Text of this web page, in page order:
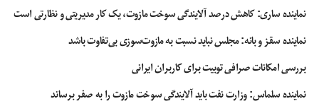
اگر سایتی دارید و یا این که در سایر شبکه های اجتماعی فعالید، می توانید از آن
فضاها برای افزایش دادن فالوورهای خود به صورت رایگان بهره ببرید. به این صورت
که آدرس پیج اینستاگرام خود را در سایت یا در بیوگرافی سایر صفحات اجتماعی خود
پیج اینستاگرام شما را هم دنبال کنند. بنابراین تا جایی که می توانید از تمامی بسترها
استفاده کنید.
نماینده ساری: کاهش درصد آلایندگی سوخت مازوت، یک کار مدیریتی و نظارتی است
نماینده سقز و بانه: مجلس نباید نسبت به مازوت‌سوزی بی‌تفاوت باشد
بررسی امکانات صرافی توبیت برای کاربران ایرانی
نماینده سلماس: وزارت نفت باید آلایندگی سوخت مازوت را به صفر برساند